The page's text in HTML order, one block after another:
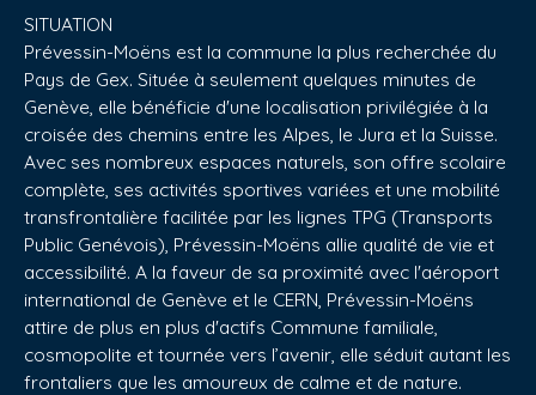
SITUATION
Prévessin-Moëns est la commune la plus recherchée du
Pays de Gex. Située à seulement quelques minutes de
Genève, elle bénéficie d'une localisation privilégiée à la
croisée des chemins entre les Alpes, le Jura et la Suisse.
Avec ses nombreux espaces naturels, son offre scolaire
complète, ses activités sportives variées et une mobilité
transfrontalière facilitée par les lignes TPG (Transports
Public Genévois), Prévessin-Moëns allie qualité de vie et
accessibilité. A la faveur de sa proximité avec l'aéroport
international de Genève et le CERN, Prévessin-Moëns
attire de plus en plus d'actifs Commune familiale,
cosmopolite et tournée vers l’avenir, elle séduit autant les
frontaliers que les amoureux de calme et de nature.